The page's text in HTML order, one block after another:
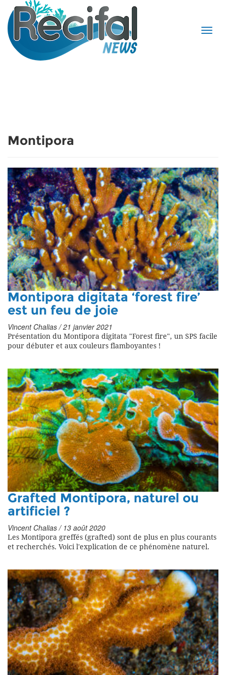
Montipora
Montipora digitata ‘forest fire’
est un feu de joie
Vincent Chalias / 21 janvier 2021
Présentation du Montipora digitata "Forest fire", un SPS facile
pour débuter et aux couleurs flamboyantes !
Grafted Montipora, naturel ou
artificiel ?
Vincent Chalias / 13 août 2020
Les Montipora greffés (grafted) sont de plus en plus courants
et recherchés. Voici l'explication de ce phénomène naturel.